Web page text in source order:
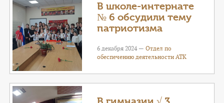
В школе-интернате
№ 6 обсудили тему
патриотизма
6 декабря 2024 —Отдел по
обеспечению деятельности АТК